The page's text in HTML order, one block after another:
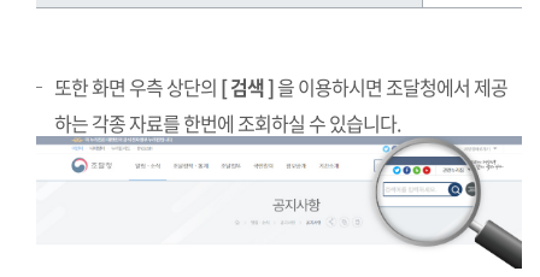
찾
표
참
또한 화면 우측 상단의 [ 검색 ]을 이용하시면 조달청에서 제공
하는 각종 자료를 한번에 조회하실 수 있습니다.